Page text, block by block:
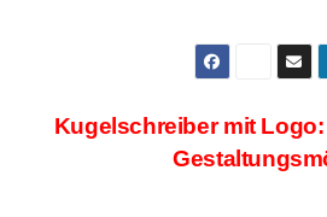
Kugelschreiber mit